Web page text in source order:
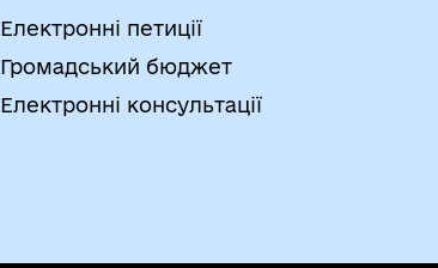
Електронні петиції
Громадський бюджет
Електронні консультації